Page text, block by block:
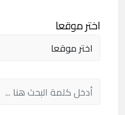
اختر موقعا